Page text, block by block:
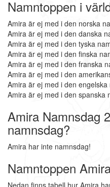
Namntoppen i
Amira är ej med i den norska
Amira är ej med i den danska
Amira är ej med i den tyska
Amira är ej med i den finska
Amira är ej med i den franska
Amira är ej med i den
Amira är ej med i den engelska
Amira är ej med i den spanska
Amira Namnsdag
namnsdag?
Amira har inte namnsdag!
Namntoppen
Nedan finns tabell hur Amira